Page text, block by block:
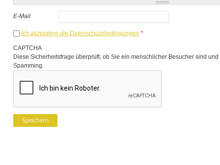
E-Mail
Ich akzeptiere die Datenschutzbedingungen *
CAPTCHA
Diese Sicherheitsfrage überprüft, ob Sie ein menschlicher Besucher sind
Spamming.